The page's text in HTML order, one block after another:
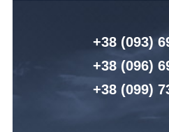
+38 (093) 6
+38 (096) 6
+38 (099) 7